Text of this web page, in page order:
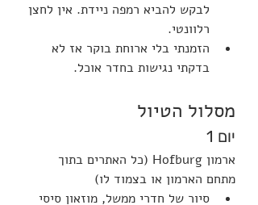
לבקש להביא רמפה ניידת. אין לחצן
רלוונטי.
הזמנתי בלי ארוחת בוקר אז לא
בדקתי נגישות בחדר אוכל.
מסלול הטיול
יום 1
ארמון Hofburg (כל האתרים בתוך
מתחם הארמון או בצמוד לו)
סיור של חדרי ממשל, מוזאון סיסי